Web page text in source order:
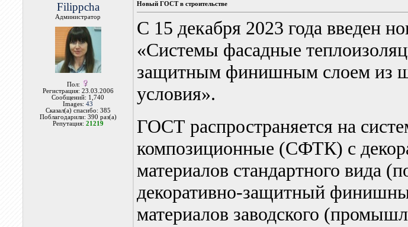
Filippcha
Администратор
Пол:
Регистрация: 23.03.2006
Сообщений: 1,740
Images:43
Сказал(а) спасибо: 385
Поблагодарили: 390 раз(а)
Репутация: 21219
Новый ГОСТ в строительстве
С 15 декабря 2023 года введен
«Системы фасадные
защитным финишным слоем из
условия».
ГОСТ распространяется на
композиционные (СФТК) с
материалов стандартного вида
декоративно-защитный
материалов заводского